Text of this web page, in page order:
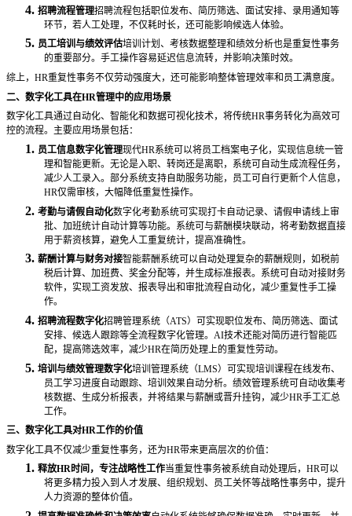
4. 招聘流程管理招聘流程包括职位发布、简历筛选、面试安排、录用通知等
环节，若人工处理，不仅耗时长，还可能影响候选人体验。
5. 员工培训与绩效评估培训计划、考核数据整理和绩效分析也是重复性事务
的重要部分。手工操作容易延迟信息流转，并影响决策时效。
综上， HR重复性事务不仅劳动强度大，还可能影响整体管理效率和员工满意度。
二、数字化工具在HR管理中的应用场景
数字化工具通过自动化、智能化和数据可视化技术，将传统HR事务转化为高效可
控的流程。主要应用场景包括：
1. 员工信息数字化管理现代HR系统可以将员工档案电子化，实现信息统一管
理和智能更新。无论是入职、转岗还是离职，系统可自动生成流程任务，
减少人工录入。部分系统支持自助服务功能，员工可自行更新个人信息，
HR仅需审核，大幅降低重复性操作。
2. 考勤与请假自动化数字化考勤系统可实现打卡自动记录、请假申请线上审
批、加班统计自动计算等功能。系统可与薪酬模块联动，将考勤数据直接
用于薪资核算，避免人工重复统计，提高准确性。
3. 薪酬计算与财务对接智能薪酬系统可以自动处理复杂的薪酬规则，如税前
税后计算、加班费、奖金分配等，并生成标准报表。系统可自动对接财务
软件，实现工资发放、报表导出和审批流程自动化，减少重复性手工操
作。
4. 招聘流程数字化招聘管理系统（ATS）可实现职位发布、简历筛选、面试
安排、候选人跟踪等全流程数字化管理。AI技术还能对简历进行智能匹
配，提高筛选效率，减少HR在简历处理上的重复性劳动。
5. 培训与绩效管理数字化培训管理系统（LMS）可实现培训课程在线发布、
员工学习进度自动跟踪、培训效果自动分析。绩效管理系统可自动收集考
核数据、生成分析报表，并将结果与薪酬或晋升挂钩，减少HR手工汇总
工作。
三、数字化工具对HR工作的价值
数字化工具不仅减少重复性事务，还为HR带来更高层次的价值：
1. 释放HR时间，专注战略性工作当重复性事务被系统自动处理后， HR可以
将更多精力投入到人才发展、组织规划、员工关怀等战略性事务中，提升
人力资源的整体价值。